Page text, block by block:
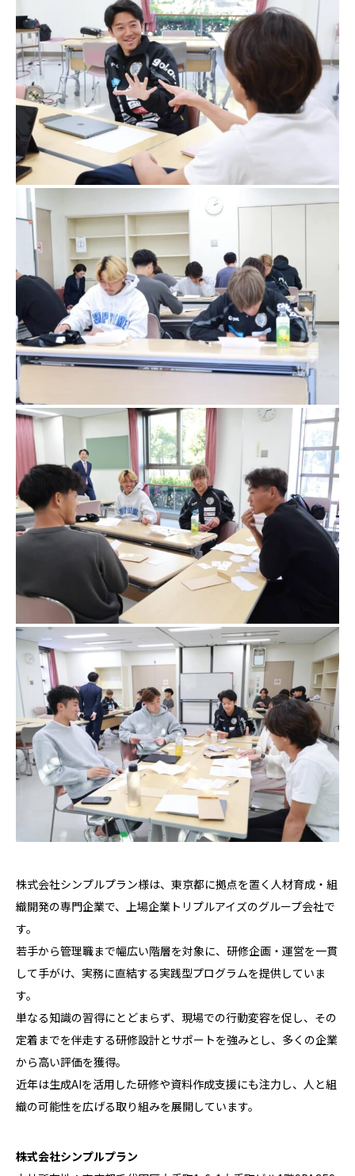
株式会社シンプルプラン様は、東京都に拠点を置く人材育成・組
織開発の専門企業で、上場企業トリプルアイズのグループ会社で
す。
若手から管理職まで幅広い階層を対象に、研修企画・運営を一貫
して手がけ、実務に直結する実践型プログラムを提供していま
す。
単なる知識の習得にとどまらず、現場での行動変容を促し、その
定着までを伴走する研修設計とサポートを強みとし、多くの企業
から高い評価を獲得。
近年は生成AIを活用した研修や資料作成支援にも注力し、人と組
織の可能性を広げる取り組みを展開しています。
株式会社シンプルプラン